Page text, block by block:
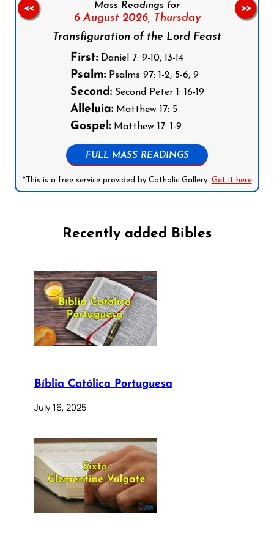
Mass Readings for
6 August 2026, Thursday
Transfiguration of the Lord Feast
First:Daniel 7: 9-10, 13-14
Psalm:Psalms 97: 1-2, 5-6, 9
Second:Second Peter 1: 16-19
Alleluia:Matthew 17: 5
Gospel:Matthew 17: 1-9
FULL MASS READINGS
*This is a free service provided by Catholic Gallery. Get it here
<< >>
Recently added Bibles
Bíblia Católica Portuguesa
July 16, 2025